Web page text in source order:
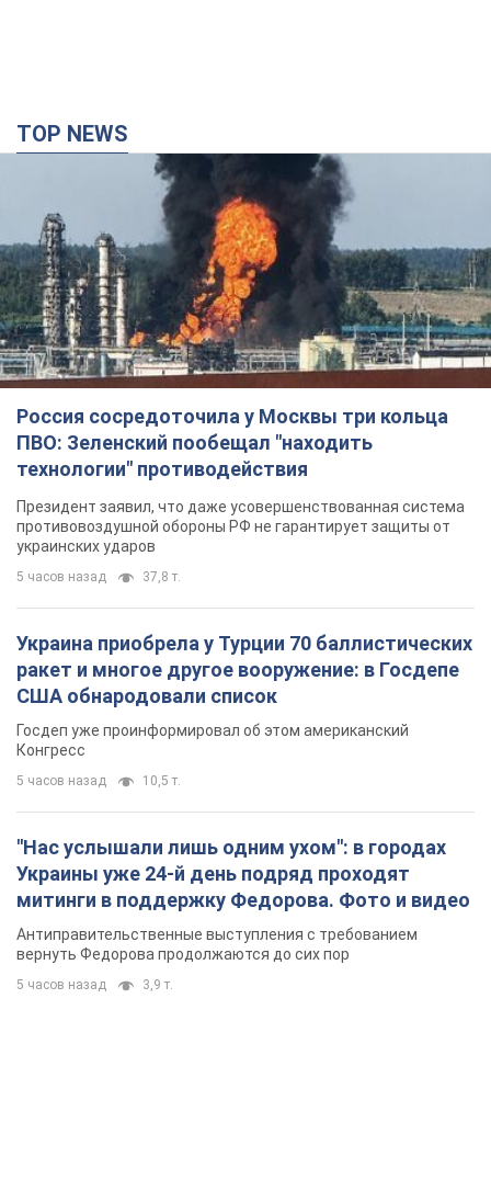
TOP NEWS
Россия сосредоточила у Москвы три кольца
ПВО: Зеленский пообещал "находить
технологии" противодействия
Президент заявил, что даже усовершенствованная система
противовоздушной обороны РФ не гарантирует защиты от
украинских ударов
5 часов назад 37,8 т.
Украина приобрела у Турции 70 баллистических
ракет и многое другое вооружение: в Госдепе
США обнародовали список
Госдеп уже проинформировал об этом американский
Конгресс
5 часов назад 10,5 т.
"Нас услышали лишь одним ухом": в городах
Украины уже 24-й день подряд проходят
митинги в поддержку Федорова. Фото и видео
Антиправительственные выступления с требованием
вернуть Федорова продолжаются до сих пор
5 часов назад 3,9 т.